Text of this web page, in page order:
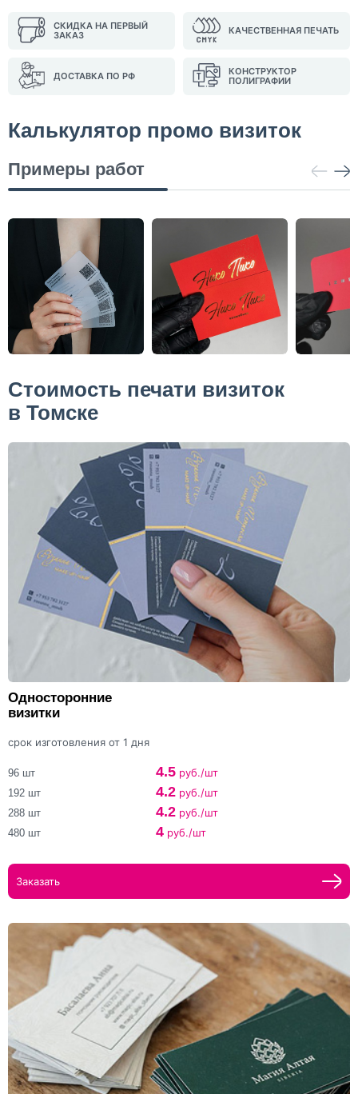
СКИДКА НА ПЕРВЫЙ
ЗАКАЗ
КАЧЕСТВЕННАЯ ПЕЧАТЬ
ДОСТАВКА ПО РФ
КОНСТРУКТОР
ПОЛИГРАФИИ
Калькулятор промо визиток
Примеры работ
Стоимость печати визиток
в Томске
Односторонние
визитки
срок изготовления от 1 дня
96 шт 4.5 руб./шт
192 шт 4.2 руб./шт
288 шт 4.2 руб./шт
480 шт 4 руб./шт
Заказать